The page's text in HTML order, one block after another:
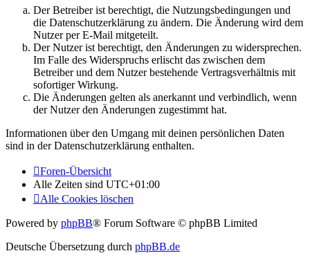
Der Betreiber ist berechtigt, die Nutzungsbedingungen und
die Datenschutzerklärung zu ändern. Die Änderung wird dem
Nutzer per E-Mail mitgeteilt.
Der Nutzer ist berechtigt, den Änderungen zu widersprechen.
Im Falle des Widerspruchs erlischt das zwischen dem
Betreiber und dem Nutzer bestehende Vertragsverhältnis mit
sofortiger Wirkung.
Die Änderungen gelten als anerkannt und verbindlich, wenn
der Nutzer den Änderungen zugestimmt hat.
Informationen über den Umgang mit deinen persönlichen Daten
sind in der Datenschutzerklärung enthalten.
Foren-Übersicht
Alle Zeiten sind UTC+01:00
Alle Cookies löschen
Powered by phpBB® Forum Software © phpBB Limited
Deutsche Übersetzung durch phpBB.de